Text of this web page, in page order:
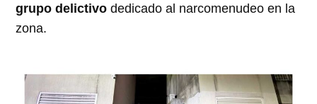
grupo delictivo dedicado al narcomenudeo en la
zona.